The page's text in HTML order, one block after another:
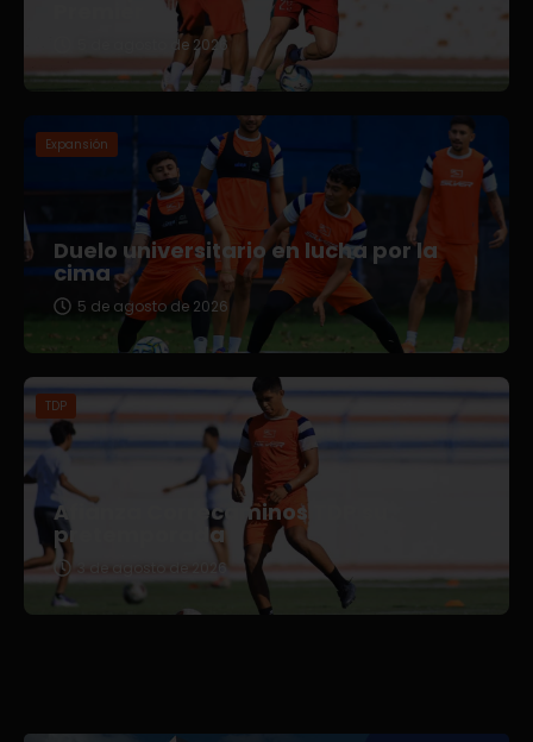
5 de agosto de 2026
Expansión
Duelo universitario en lucha por la
cima
5 de agosto de 2026
TDP
Afianza Correcaminos TDP su
pretemporada
3 de agosto de 2026